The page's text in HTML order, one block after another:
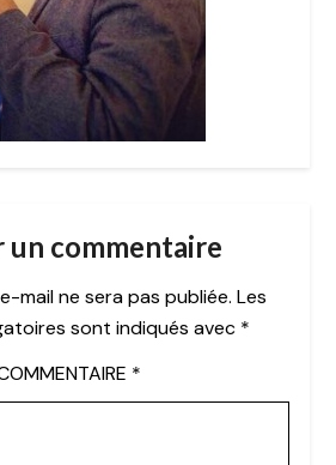
un commentaire
mail ne sera pas publiée. Les
sont indiqués avec *
*